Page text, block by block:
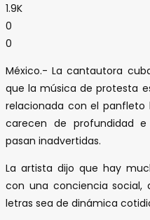
1.9K
0
0
México.- La cantautora
que la música de protesta
relacionada con el panfleto
carecen de profundidad
pasan inadvertidas.
La artista dijo que hay
con una conciencia
letras sea de dinámica